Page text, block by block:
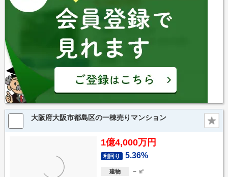
大阪府大阪市都島区の一棟売りマンション
1億4,000万円
利回り 5.36%
建物 －㎡